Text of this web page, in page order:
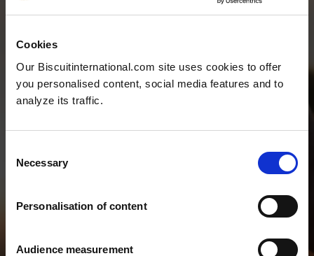
Cookies
Our Biscuitinternational.com site uses cookies to offer
you personalised content, social media features and to
analyze its traffic.
Selection
Necessary
Personalisation of content
Audience measurement
KONTAKTUPPGIF
TER